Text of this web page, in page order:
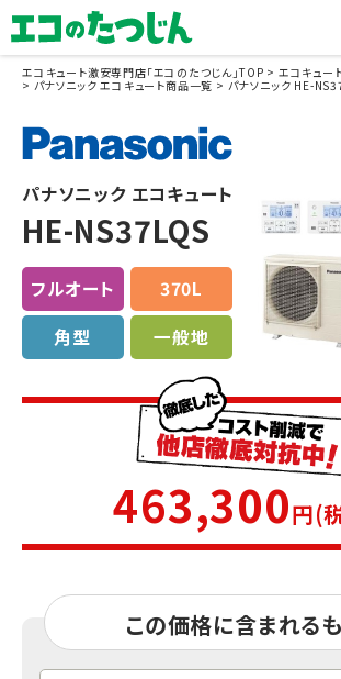
エコキュート激安専門店「エコのたつじん」TOP
エコキュー
パナソニック エコキュート商品一覧
パナソニック HE-
パナソニック エコキュート
HE-NS37LQS
フルオート
370L
角型
一般地
463,300円(
この価格に含まれる